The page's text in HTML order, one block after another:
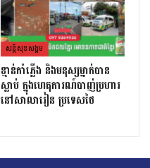
សន្តិសុខសង្គម
ខ្មាន់កាំភ្លើង និងមនុស្សម្នាក់បាន
ស្លាប់ ក្នុងហេតុការណ៍បាញ់ប្រហារ
នៅសាលារៀន ប្រទេសថៃ